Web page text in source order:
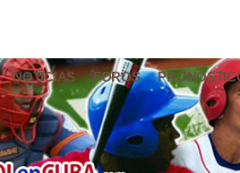
NOTICIAS FOROS